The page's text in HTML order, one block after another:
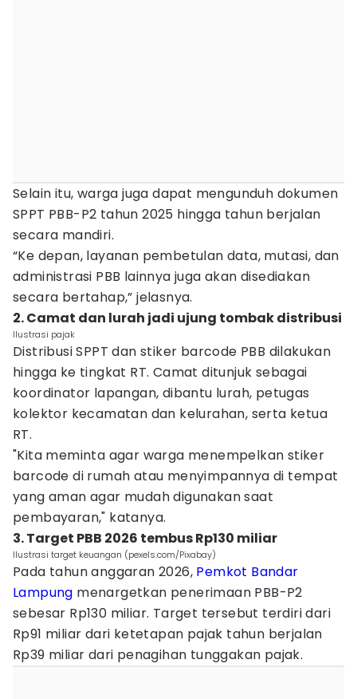
Selain itu, warga juga dapat mengunduh dokumen
SPPT PBB-P2 tahun 2025 hingga tahun berjalan
secara mandiri.
“Ke depan, layanan pembetulan data, mutasi, dan
administrasi PBB lainnya juga akan disediakan
secara bertahap,” jelasnya.
2. Camat dan lurah jadi ujung tombak distribusi
Ilustrasi pajak
Distribusi SPPT dan stiker barcode PBB dilakukan
hingga ke tingkat RT. Camat ditunjuk sebagai
koordinator lapangan, dibantu lurah, petugas
kolektor kecamatan dan kelurahan, serta ketua
RT.
"Kita meminta agar warga menempelkan stiker
barcode di rumah atau menyimpannya di tempat
yang aman agar mudah digunakan saat
pembayaran," katanya.
3. Target PBB 2026 tembus Rp130 miliar
Ilustrasi target keuangan (pexels.com/Pixabay)
Pada tahun anggaran 2026, Pemkot Bandar
Lampung menargetkan penerimaan PBB-P2
sebesar Rp130 miliar. Target tersebut terdiri dari
Rp91 miliar dari ketetapan pajak tahun berjalan
Rp39 miliar dari penagihan tunggakan pajak.